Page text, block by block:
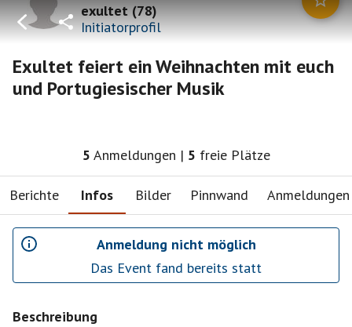
exultet(78)
Initiatorprofil
Exultet feiert ein Weihnachten mit euch
und Portugiesischer Musik
5 Anmeldungen | 5 freie Plätze
Berichte Infos Bilder Pinnwand Anmeldungen
Anmeldung nicht möglich
Das Event fand bereits statt
Beschreibung